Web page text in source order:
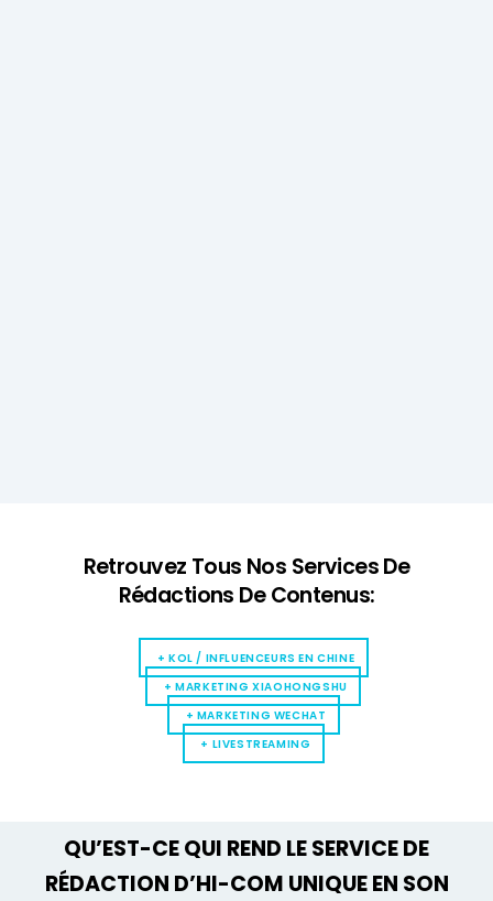
Retrouvez Tous Nos Services De
Rédactions De Contenus:
+ KOL / INFLUENCEURS EN CHINE
+ MARKETING XIAOHONGSHU
+ MARKETING WECHAT
+ LIVESTREAMING
QU’EST-CE QUI REND LE SERVICE DE
RÉDACTION D’HI-COM UNIQUE EN SON